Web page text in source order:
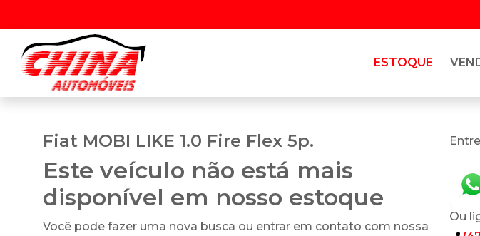
ESTOQUE
Fiat MOBI LIKE 1.0 Fire Flex 5p.
Este veículo não está mais
disponível em nosso estoque
Você pode fazer uma nova busca ou entrar em contato com nossa
Ou